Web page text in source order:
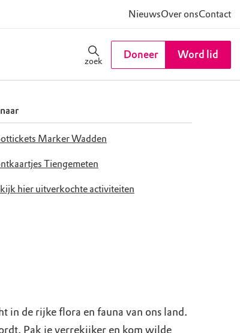
NieuwsOver onsContact
zoek
Doneer Word lid
Marker Wadden
Tiengemeten
hier uitverkochte activiteiten
in de rijke flora en fauna van ons land.
Pak je verrekijker en kom wilde